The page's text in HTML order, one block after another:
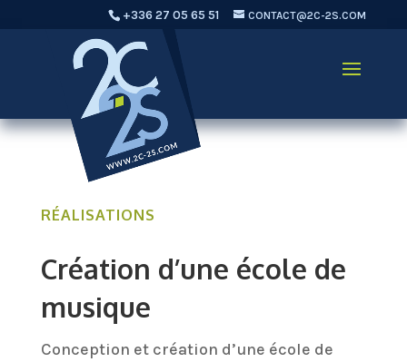
+336 27 05 65 51 CONTACT@2C-2S.COM
RÉALISATIONS
Création d’une école de
musique
Conception et création d’une école de